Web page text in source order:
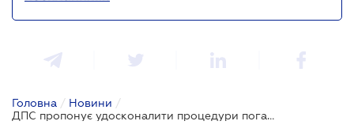
Головна / Новини /
ДПС пропонує удосконалити процедури погашення податкового боргу